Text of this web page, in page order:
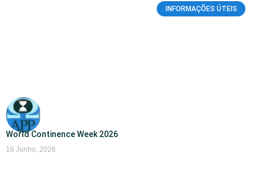
INFORMAÇÕES ÚTEIS
World Continence Week 2026
16 Junho, 2026